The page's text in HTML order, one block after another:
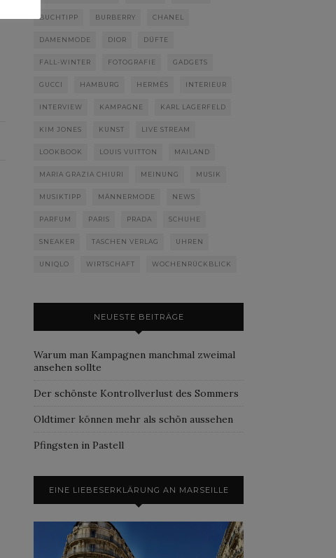
BUCHTIPP BURBERRY CHANEL
DAMENMODE DIOR DÜFTE
FALL-WINTER FOTOGRAFIE GADGETS
GUCCI HAMBURG HERMÈS INTERIEUR
INTERVIEW KAMPAGNE KARL LAGERFELD
KIM JONES KUNST LIVE STREAM
LOOKBOOK LOUIS VUITTON MAILAND
MARIA GRAZIA CHIURI MEINUNG MUSIK
MUSIKTIPP MÄNNERMODE NEWS
PARFUM PARIS PRADA SCHUHE
SNEAKER TASCHEN VERLAG UHREN
UNIQLO WIRTSCHAFT WOCHENRÜCKBLICK
NEUESTE BEITRÄGE
Warum man Kampagnen manchmal zweimal
ansehen sollte
Der schönste Kontrollverlust des Sommers
Oldtimer können mehr als schön aussehen
Pfingsten in Pastell
EINE LIEBESERKLÄRUNG AN MARSEILLE